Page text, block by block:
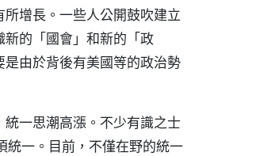
所增長。一些人公開鼓吹建立
的「國會」和新的「政
由於背後有美國等的政治勢
統一思潮高漲。不少有識之士
統一。目前，不僅在野的統一